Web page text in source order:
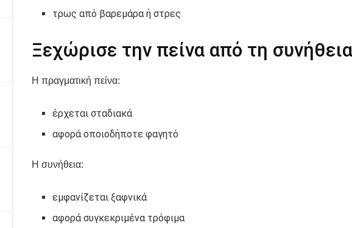
τρως από βαρεμάρα ή στρες
Ξεχώρισε την πείνα από τη συνήθεια
Η πραγματική πείνα:
έρχεται σταδιακά
αφορά οποιοδήποτε φαγητό
Η συνήθεια:
εμφανίζεται ξαφνικά
αφορά συγκεκριμένα τρόφιμα